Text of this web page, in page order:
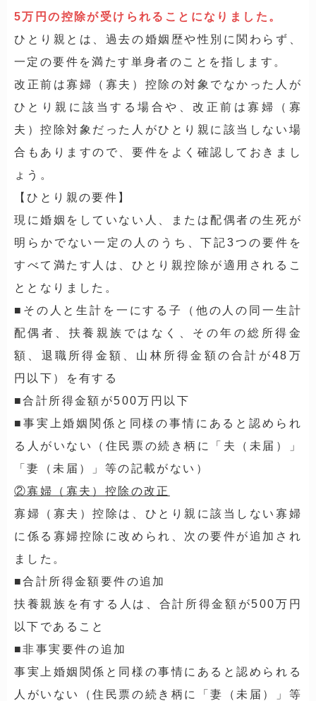
5万円の控除が受けられることになりました。
ひとり親とは、過去の婚姻歴や性別に関わらず、
一定の要件を満たす単身者のことを指します。
改正前は寡婦（寡夫）控除の対象でなかった人が
ひとり親に該当する場合や、改正前は寡婦（寡
夫）控除対象だった人がひとり親に該当しない場
合もありますので、要件をよく確認しておきまし
ょう。
【ひとり親の要件】
現に婚姻をしていない人、または配偶者の生死が
明らかでない一定の人のうち、下記3つの要件を
すべて満たす人は、ひとり親控除が適用されるこ
ととなりました。
■その人と生計を一にする子（他の人の同一生計
配偶者、扶養親族ではなく、その年の総所得金
額、退職所得金額、山林所得金額の合計が48万
円以下）を有する
■合計所得金額が500万円以下
■事実上婚姻関係と同様の事情にあると認められ
る人がいない（住民票の続き柄に「夫（未届）」
「妻（未届）」等の記載がない）
②寡婦（寡夫）控除の改正
寡婦（寡夫）控除は、ひとり親に該当しない寡婦
に係る寡婦控除に改められ、次の要件が追加され
ました。
■合計所得金額要件の追加
扶養親族を有する人は、合計所得金額が500万円
以下であること
■非事実要件の追加
事実上婚姻関係と同様の事情にあると認められる
人がいない（住民票の続き柄に「妻（未届）」等